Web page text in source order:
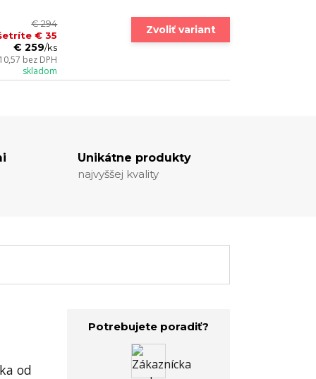
€ 294
€ 35
€ 259/ks
bez DPH
skladom
Zvoliť variant
Unikátne produkty
najvyššej kvality
od
Potrebujete poradiť?